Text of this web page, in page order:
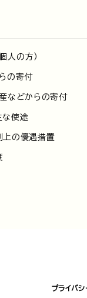
人の方）
の寄付
などからの寄付
な使途
上の優遇措置
プライバ